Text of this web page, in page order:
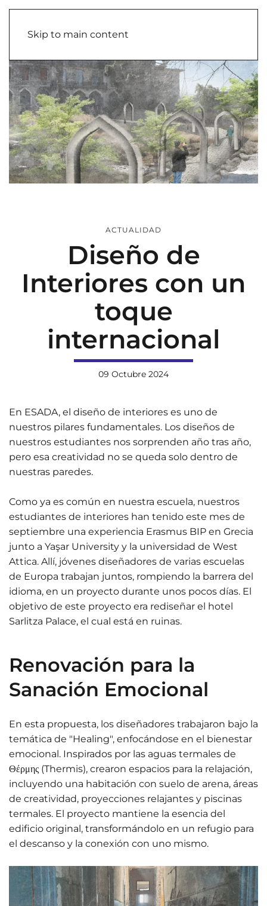
Skip to main content
ACTUALIDAD
Diseño de
Interiores con un
toque
internacional
09 Octubre 2024
En ESADA, el diseño de interiores es uno de
nuestros pilares fundamentales. Los diseños de
nuestros estudiantes nos sorprenden año tras año,
pero esa creatividad no se queda solo dentro de
nuestras paredes.
Como ya es común en nuestra escuela, nuestros
estudiantes de interiores han tenido este mes de
septiembre una experiencia Erasmus BIP en Grecia
junto a Yaşar University y la universidad de West
Attica. Allí, jóvenes diseñadores de varias escuelas
de Europa trabajan juntos, rompiendo la barrera del
idioma, en un proyecto durante unos pocos días. El
objetivo de este proyecto era rediseñar el hotel
Sarlitza Palace, el cual está en ruinas.
Renovación para la
Sanación Emocional
En esta propuesta, los diseñadores trabajaron bajo la
temática de "Healing", enfocándose en el bienestar
emocional. Inspirados por las aguas termales de
Θέρμης (Thermis), crearon espacios para la relajación,
incluyendo una habitación con suelo de arena, áreas
de creatividad, proyecciones relajantes y piscinas
termales. El proyecto mantiene la esencia del
edificio original, transformándolo en un refugio para
el descanso y la conexión con uno mismo.